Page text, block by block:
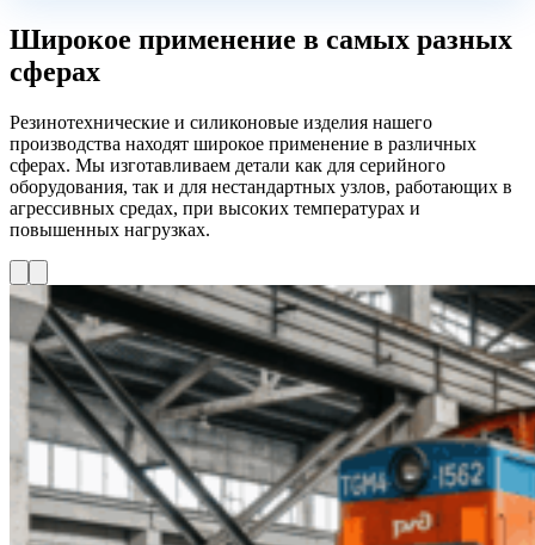
Широкое применение в самых разных
сферах
Резинотехнические и силиконовые изделия нашего
производства находят широкое применение в различных
сферах. Мы изготавливаем детали как для серийного
оборудования, так и для нестандартных узлов, работающих в
агрессивных средах, при высоких температурах и
повышенных нагрузках.